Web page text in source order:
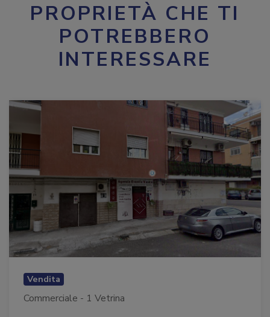
PROPRIETÀ CHE TI
POTREBBERO
INTERESSARE
Vendita
Commerciale - 1 Vetrina